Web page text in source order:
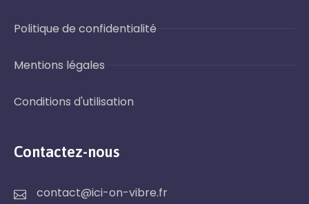
Politique de confidentialité
Mentions légales
Conditions d'utilisation
Contactez-nous
contact@ici-on-vibre.fr